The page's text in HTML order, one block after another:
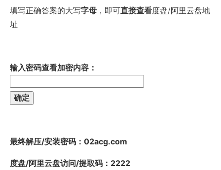
填写正确答案的大写字母 ，即可直接查看度盘/阿里云盘地
址
输入密码查看加密内容：
最终解压/安装密码 ：02acg.com
度盘/阿里云盘访问/提取码：2222